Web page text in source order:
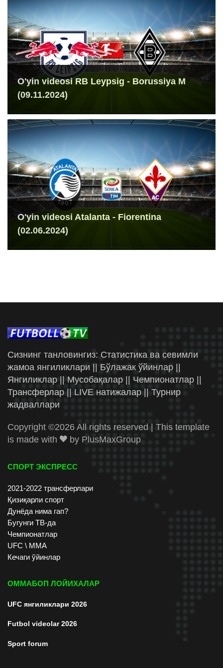
O'yin videosi RB Leypsig - Borussiya M
(09.11.2024)
O'yin videosi Atalanta - Fiorentina
(02.06.2024)
Сизнинг танловингиз: Статистика ва севимли
жамоа янгиликлари || Бўлажак ўйинлар ||
Янгиликлар || Мусобақалар || Чемпионатлар ||
Трансферлар || LIVE натижалар || Турнир
жадваллари
Copyright ©2026 All rights reserved | This template
is made with
by PlusMaxGroup
СПОРТ ЭКСПРЕСС
2021-2022 трансферлари
Қизиқарли спорт
Дунёда нима гап?
Бугунги ТВ-да
Чемпионатлар
UFC \ ММА
Кечаги ўйинлар
ОММАБОП ЛОЙИХАЛАР
UFC янгиликлари 2026
Futbol videolar 2026
Sport forum